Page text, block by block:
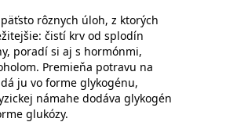
rôznych úloh, z ktorých
čistí krv od splodín
poradí si aj s hormónmi,
Premieňa potravu na
ju vo forme glykogénu,
námahe dodáva glykogén
glukózy.